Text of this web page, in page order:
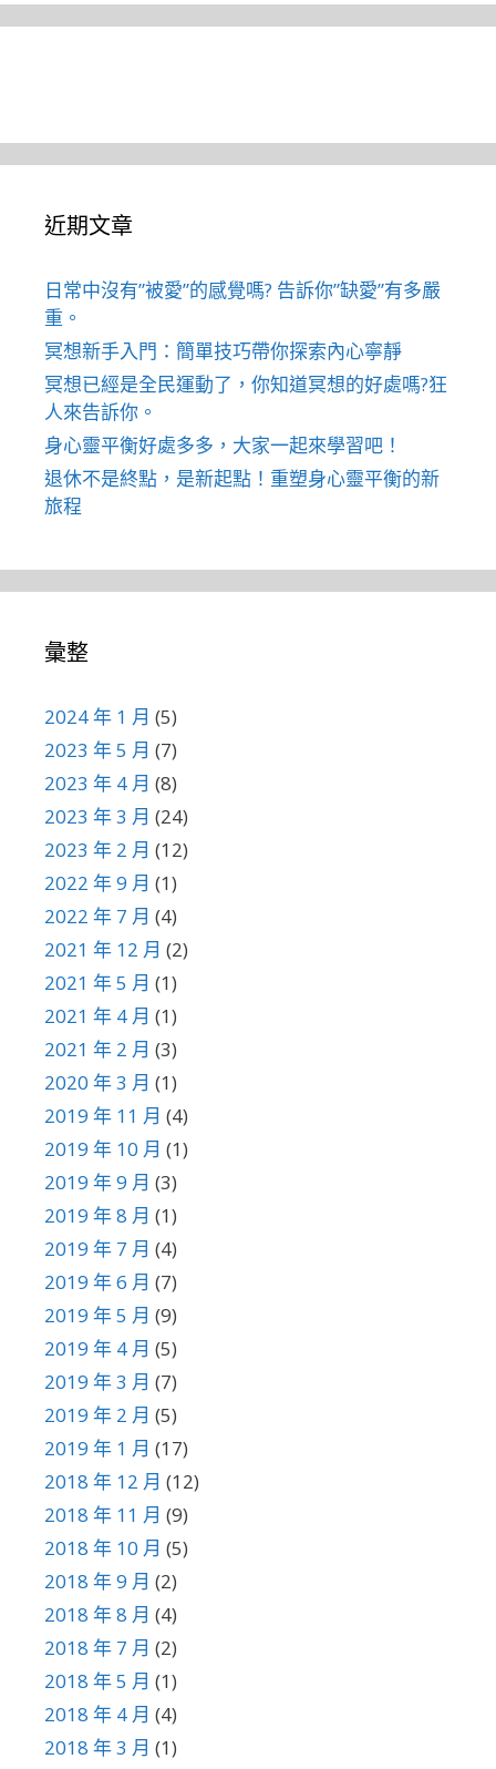
近期文章
日常中沒有”被愛”的感覺嗎? 告訴你”缺愛”有多嚴
重。
冥想新手入門：簡單技巧帶你探索內心寧靜
冥想已經是全民運動了，你知道冥想的好處嗎?狂
人來告訴你。
身心靈平衡好處多多，大家一起來學習吧！
退休不是終點，是新起點！重塑身心靈平衡的新
旅程
彙整
2024 年 1 月 (5)
2023 年 5 月 (7)
2023 年 4 月 (8)
2023 年 3 月 (24)
2023 年 2 月 (12)
2022 年 9 月 (1)
2022 年 7 月 (4)
2021 年 12 月 (2)
2021 年 5 月 (1)
2021 年 4 月 (1)
2021 年 2 月 (3)
2020 年 3 月 (1)
2019 年 11 月 (4)
2019 年 10 月 (1)
2019 年 9 月 (3)
2019 年 8 月 (1)
2019 年 7 月 (4)
2019 年 6 月 (7)
2019 年 5 月 (9)
2019 年 4 月 (5)
2019 年 3 月 (7)
2019 年 2 月 (5)
2019 年 1 月 (17)
2018 年 12 月 (12)
2018 年 11 月 (9)
2018 年 10 月 (5)
2018 年 9 月 (2)
2018 年 8 月 (4)
2018 年 7 月 (2)
2018 年 5 月 (1)
2018 年 4 月 (4)
2018 年 3 月 (1)